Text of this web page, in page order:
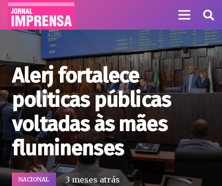
Alerj fortalece
politicas públicas
voltadas às mães
fluminenses
NACIONAL 3 meses atrás